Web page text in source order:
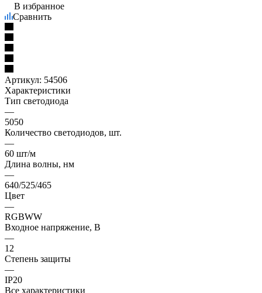
В избранное
Сравнить
Артикул: 54506
Характеристики
Тип светодиода
—
5050
Количество светодиодов, шт.
—
60 шт/м
Длина волны, нм
—
640/525/465
Цвет
—
RGBWW
Входное напряжение, В
—
12
Степень защиты
—
IP20
Все характеристики